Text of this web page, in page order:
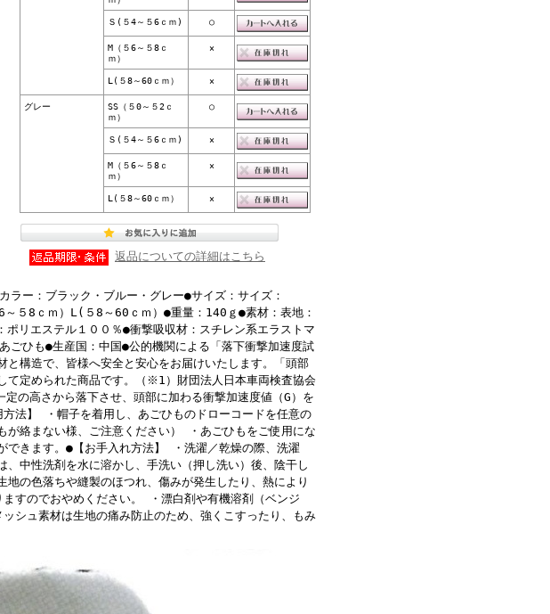
Ｓ(５4～５6ｃｍ) ○
M（５6～５8ｃ
ｍ）
×
L(５8～60ｃｍ） ×
グレー
SS（５0～５2ｃ
ｍ）
○
Ｓ(５4～５6ｃｍ) ×
M（５6～５8ｃ
ｍ）
×
L(５8～60ｃｍ） ×
返品についての詳細はこちら
ラー：ブラック・ブルー・グレー●サイズ：サイズ：
５8ｃｍ）L(５8～60ｃｍ）●重量：140ｇ●素材：表地：
リエステル１００％●衝撃吸収材：スチレン系エラストマ
ごひも●生産国：中国●公的機関による「落下衝撃加速度試
構造で、皆様へ安全と安心をお届けいたします。「頭部
て定められた商品です。（※1）財団法人日本車両検査協会
の高さから落下させ、頭部に加わる衝撃加速度値（G）を
法】 ・帽子を着用し、あごひものドローコードを任意の
が絡まない様、ご注意ください） ・あごひもをご使用にな
できます。●【お手入れ方法】 ・洗濯／乾燥の際、洗濯
中性洗剤を水に溶かし、手洗い（押し洗い）後、陰干し
の色落ちや縫製のほつれ、傷みが発生したり、熱により
すのでおやめください。 ・漂白剤や有機溶剤（ベンジ
シュ素材は生地の痛み防止のため、強くこすったり、もみ